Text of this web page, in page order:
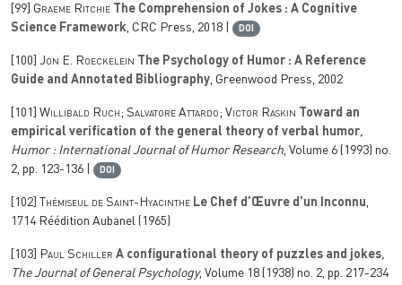
[99] Graeme Ritchie The Comprehension of Jokes : A Cognitive
Science Framework, CRC Press, 2018 | DOI
[100] Jon E. Roeckelein The Psychology of Humor : A Reference
Guide and Annotated Bibliography, Greenwood Press, 2002
[101] Willibald Ruch; Salvatore Attardo; Victor Raskin Toward an
empirical verification of the general theory of verbal humor,
Humor : International Journal of Humor Research, Volume 6 (1993) no.
2, pp. 123-136 |
DOI
[102] Thémiseul de Saint-Hyacinthe Le Chef d’Œuvre d’un Inconnu,
1714 Réédition Aubanel (1965)
[103] Paul Schiller A configurational theory of puzzles and jokes,
The Journal of General Psychology, Volume 18 (1938) no. 2, pp. 217-234